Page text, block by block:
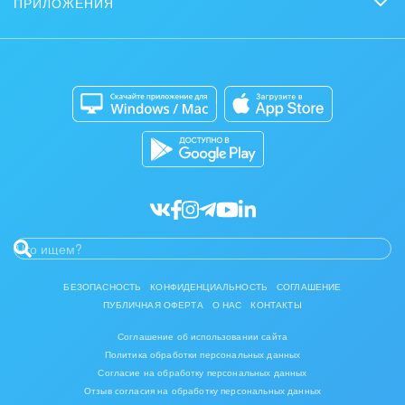
Контакт-центр
Кибербезопасность
Стать партнером
Битрикс24 для Энтерпрайз
Битрикс24 Маркет
Разработчикам приложений
БЕЗОПАСНОСТЬ КОНФИДЕНЦИАЛЬНОСТЬ
СОГЛАШЕНИЕ
ПУБЛИЧНАЯ ОФЕРТА
О НАС КОНТАКТЫ
Соглашение об использовании сайта
Политика обработки персональных данных
Согласие на обработку персональных данных
Отзыв согласия на обработку персональных данных